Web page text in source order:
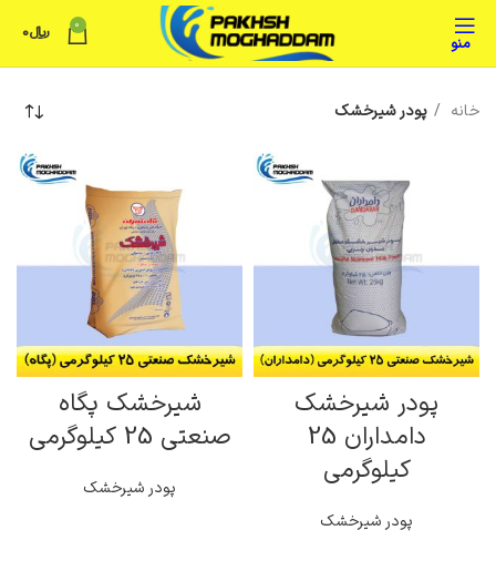
منو
0 ﷼0
خانه پودر شیرخشک
پودر شیرخشک
دامداران 25
کیلوگرمی
پودر شیرخشک
شیرخشک پگاه
صنعتی 25 کیلوگرمی
پودر شیرخشک